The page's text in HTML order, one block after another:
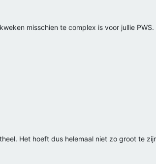
misschien te complex is voor jullie
Het hoeft dus helemaal niet zo groot te